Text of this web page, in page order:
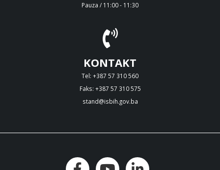
Pauza / 11:00 - 11:30
KONTAKT
Tel: +387 57 310 560
Faks: +387 57 310 575
stand@isbih.gov.ba